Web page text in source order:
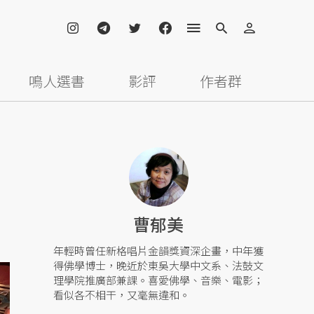
鳴人選書 影評 作者群
曹郁美
年輕時曾任新格唱片金韻獎資深企畫，中年獲
得佛學博士，晚近於東吳大學中文系、法鼓文
理學院推廣部兼課。喜愛佛學、音樂、電影；
看似各不相干，又毫無違和。